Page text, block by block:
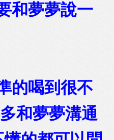
和夢夢說一
的喝到很不
和夢夢溝通